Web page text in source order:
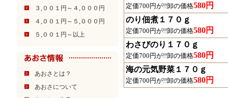
３,００１円～４,０００円
４,００１円～５,０００円
５,００１円～以上
あおさとは？
あおさについて
定価700円が!!卸の価格580円
のり佃煮１７０ｇ
定価700円が!!卸の価格580円
わさびのり１７０ｇ
定価700円が!!卸の価格580円
海の元気野菜１７０ｇ
定価700円が!!卸の価格580円